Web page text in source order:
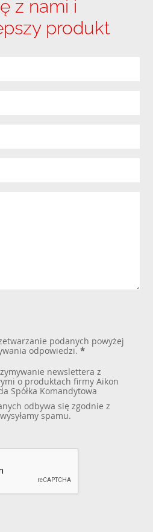
z nami i
produkt
podanych powyżej
odpowiedzi. *
newslettera z
o produktach firmy Aikon
Spółka Komandytowa
odbywa się zgodnie z
spamu.